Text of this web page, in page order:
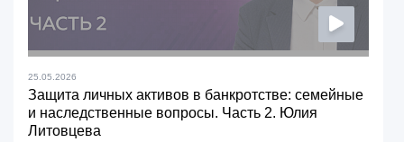
25.05.2026
Защита личных активов в банкротстве: семейные
и наследственные вопросы. Часть 2. Юлия
Литовцева